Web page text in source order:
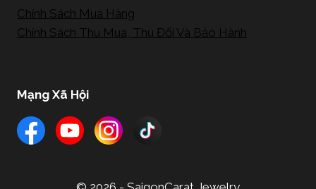
Chính Sách Mua Hàng
Chính Sách Thu Mua, Thu Đổi Và Bảo Hành
Mạng Xã Hội